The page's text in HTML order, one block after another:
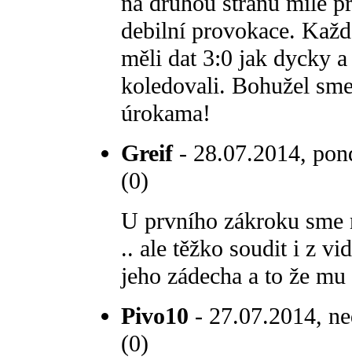
debilní provokace.
měli dat 3:0 jak dycky
koledovali. Bohužel
úrokama!
Greif- 28.07.2014,
(0)
U prvního zákroku
.. ale těžko soudit i z
jeho zádecha a to že
Pivo10 - 27.07.2014,
(0)